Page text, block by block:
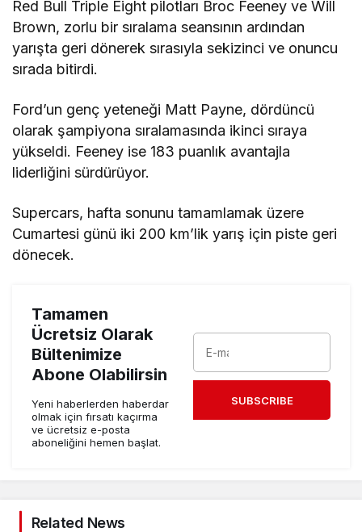
Red Bull Triple Eight pilotları Broc Feeney ve Will
Brown, zorlu bir sıralama seansının ardından
yarışta geri dönerek sırasıyla sekizinci ve onuncu
sırada bitirdi.
Ford’un genç yeteneği Matt Payne, dördüncü
olarak şampiyona sıralamasında ikinci sıraya
yükseldi. Feeney ise 183 puanlık avantajla
liderliğini sürdürüyor.
Supercars, hafta sonunu tamamlamak üzere
Cumartesi günü iki 200 km’lik yarış için piste geri
dönecek.
Tamamen
Ücretsiz Olarak
Bültenimize
Abone Olabilirsin
Yeni haberlerden haberdar
olmak için fırsatı kaçırma
ve ücretsiz e-posta
aboneliğini hemen başlat.
SUBSCRIBE
Related News